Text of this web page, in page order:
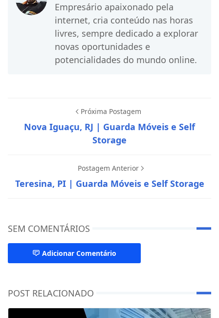
Empresário apaixonado pela
internet, cria conteúdo nas horas
livres, sempre dedicado a explorar
novas oportunidades e
potencialidades do mundo online.
Próxima Postagem
Nova Iguaçu, RJ | Guarda Móveis e Self
Storage
Postagem Anterior
Teresina, PI | Guarda Móveis e Self Storage
SEM COMENTÁRIOS
Adicionar Comentário
POST RELACIONADO